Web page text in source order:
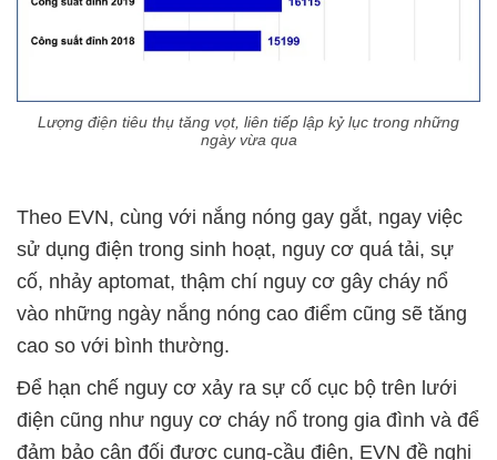
Lượng điện tiêu thụ tăng vọt, liên tiếp lập kỷ lục trong những
ngày vừa qua
Theo EVN, cùng với nắng nóng gay gắt, ngay việc
sử dụng điện trong sinh hoạt, nguy cơ quá tải, sự
cố, nhảy aptomat, thậm chí nguy cơ gây cháy nổ
vào những ngày nắng nóng cao điểm cũng sẽ tăng
cao so với bình thường.
Để hạn chế nguy cơ xảy ra sự cố cục bộ trên lưới
điện cũng như nguy cơ cháy nổ trong gia đình và để
đảm bảo cân đối được cung-cầu điện, EVN đề nghị